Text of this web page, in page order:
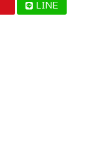
LINE